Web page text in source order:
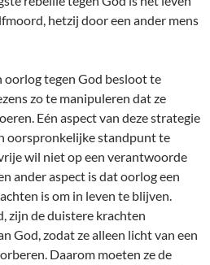
hetzij door een ander mens
oorlog tegen God besloot te
zo te manipuleren dat ze
Eén aspect van deze strategie
oorspronkelijke standpunt te
wil niet op een verantwoorde
ander aspect is dat oorlog een
is om in leven te blijven.
zijn de duistere krachten
God, zodat ze alleen licht van een
Daarom moeten ze de